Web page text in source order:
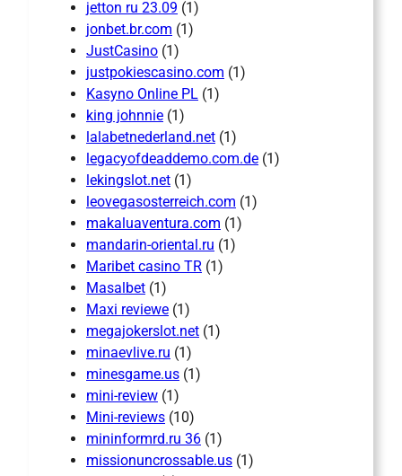
jetton ru 23.09 (1)
jonbet.br.com (1)
JustCasino (1)
justpokiescasino.com (1)
Kasyno Online PL (1)
king johnnie (1)
lalabetnederland.net (1)
legacyofdeaddemo.com.de (1)
lekingslot.net (1)
leovegasosterreich.com (1)
makaluaventura.com (1)
mandarin-oriental.ru (1)
Maribet casino TR (1)
Masalbet (1)
Maxi reviewe (1)
megajokerslot.net (1)
minaevlive.ru (1)
minesgame.us (1)
mini-review (1)
Mini-reviews (10)
mininformrd.ru 36 (1)
missionuncrossable.us (1)